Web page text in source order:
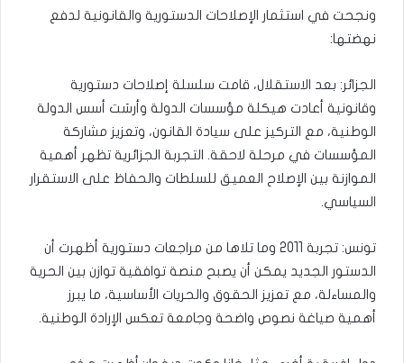
ونجحت في استثمار الإصلاحات الدستورية والقانونية لدفع
نهضتها:
الجزائر: بعد الاستقلال، قامت سلسلة إصلاحات دستورية
وقانونية أعادت هيكلة مؤسسات الدولة وأرسَت أسس الدولة
الوطنية، مع التركيز على سيادة القانون، وتعزيز مشاركة
المؤسسات في مرحلة لاحقة. التجربة الجزائرية تظهر أهمية
الموازنة بين الإصلاح العميق للسلطات والحفاظ على الاستقرار
السياسي.
تونس: تجربة 2011 وما تلاها من مراجعات دستورية أظهرت أن
الدستور الجديد يمكن أن يصبح منصة توافقية توازن بين الحرية
والمساءلة، مع تعزيز الحقوق والحريات الأساسية، ما يبرز
أهمية صياغة نصوص واضحة وجامعة تعكس الإرادة الوطنية.